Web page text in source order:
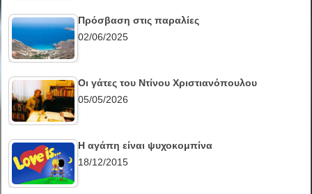
Πρόσβαση στις παραλίες
02/06/2025
Οι γάτες του Ντίνου Χριστιανόπουλου
05/05/2026
Η αγάπη είναι ψυχοκομπίνα
18/12/2015